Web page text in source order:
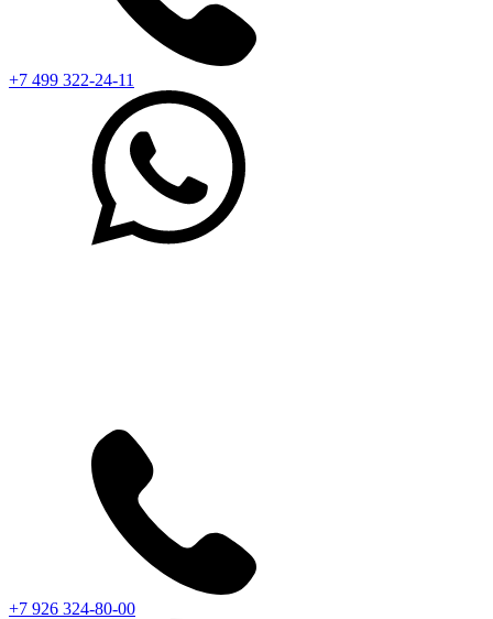
+7 499 322-24-11
+7 926 324-80-00